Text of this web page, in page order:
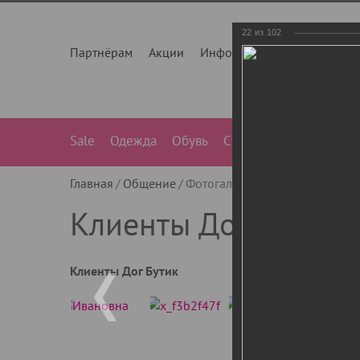
Партнёрам Акции Инфо О нас
Sale Одежда Обувь Сумки
Главная Общение Фотогалерея
Клиенты Дог Бутик
Клиенты Дог Бутик
22 из 102